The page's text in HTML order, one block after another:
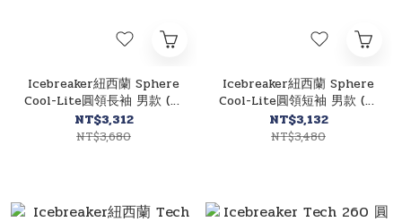
Icebreaker紐西蘭 Sphere
Cool-Lite圓領長袖 男款 (黑
色) 11IB0A56ZL
NT$3,312
NT$3,680
Icebreaker紐西蘭 Sphere
Cool-Lite圓領短袖 男款 (藍
色) 10IB0A5786
NT$3,132
NT$3,480